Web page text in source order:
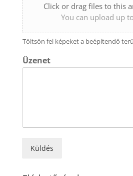
Click or drag files to this
You can upload up
Töltsön fel képeket a beépítendő
Üzenet
Küldés